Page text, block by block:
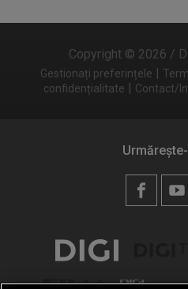
Copyright © 2026 /
Gestionați preferințele |
confidențialitate | Contact/